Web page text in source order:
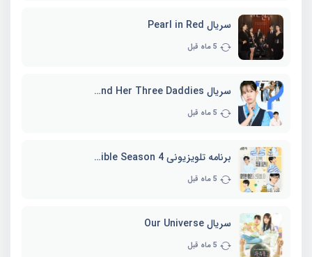
سریال Pearl in Red
5 ماه قبل
سریال Marie and Her Three Daddies
5 ماه قبل
برنامه تلویزیونی Whenever Possible Season 4
5 ماه قبل
سریال Our Universe
5 ماه قبل